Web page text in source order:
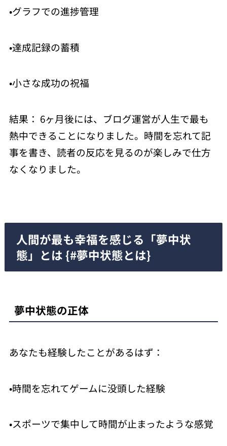
•グラフでの進捗管理
•達成記録の蓄積
•小さな成功の祝福
結果： 6ヶ月後には、ブログ運営が人生で最も
熱中できることになりました。時間を忘れて記
事を書き、読者の反応を見るのが楽しみで仕方
なくなりました。
人間が最も幸福を感じる「夢中状
態」とは {#夢中状態とは}
夢中状態の正体
あなたも経験したことがあるはず：
•時間を忘れてゲームに没頭した経験
•スポーツで集中して時間が止まったような感覚